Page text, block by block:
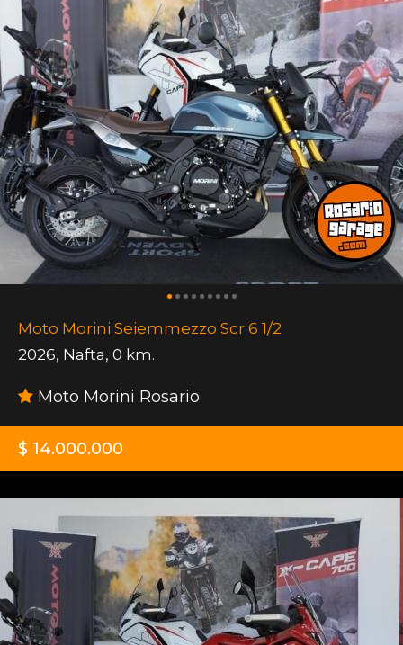
Moto Morini Seiemmezzo Scr 6 1/2
2026, Nafta, 0 km.
Moto Morini Rosario
$ 14.000.000